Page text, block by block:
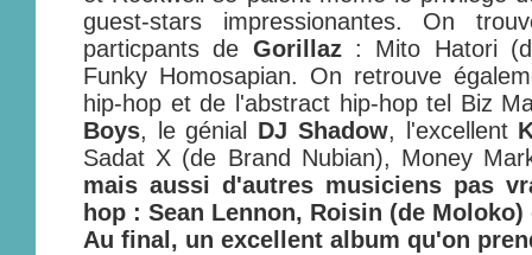
guest-stars impressionantes. On
particpants de Gorillaz: Mito Hatori
Funky Homosapian. On retrouve
hip-hop et de l'abstract hip-hop tel Biz
Boys, le génial DJ Shadow, l'excellent
Sadat X (de Brand Nubian), Money
mais aussi d'autres musiciens pas
hop : Sean Lennon, Roisin (de Moloko)
Au final, un excellent album qu'on